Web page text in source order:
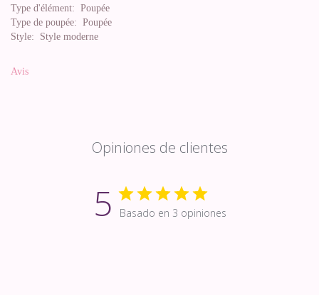
Type d'élément: Poupée
Type de poupée: Poupée
Style: Style moderne
Avis
Opiniones de clientes
5 Basado en 3 opiniones